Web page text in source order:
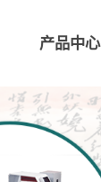
产品中心